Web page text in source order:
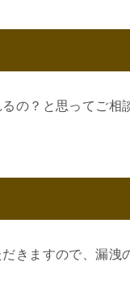
の？と思ってご相
きますので、漏洩